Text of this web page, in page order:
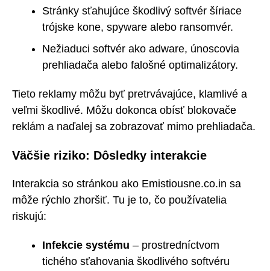
Stránky sťahujúce škodlivý softvér šíriace
trójske kone, spyware alebo ransomvér.
Nežiaduci softvér ako adware, únoscovia
prehliadača alebo falošné optimalizátory.
Tieto reklamy môžu byť pretrvávajúce, klamlivé a
veľmi škodlivé. Môžu dokonca obísť blokovače
reklám a naďalej sa zobrazovať mimo prehliadača.
Väčšie riziko: Dôsledky interakcie
Interakcia so stránkou ako Emistiousne.co.in sa
môže rýchlo zhoršiť. Tu je to, čo používatelia
riskujú:
Infekcie systému – prostredníctvom
tichého sťahovania škodlivého softvéru